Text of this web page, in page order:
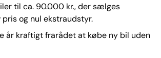
til ca. 90.000 kr., der sælges
og nul ekstraudstyr.
år kraftigt frarådet at købe ny bil uden